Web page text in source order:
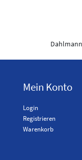
Mein Konto
Login
Registrieren
Warenkorb